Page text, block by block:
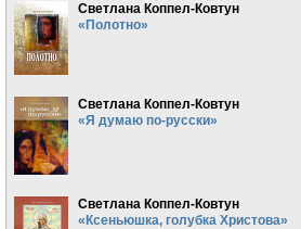
Светлана Коппел-Ковтун
«Полотно»
Светлана Коппел-Ковтун
«Я думаю по-русски»
Светлана Коппел-Ковтун
«Ксеньюшка, голубка Христова»